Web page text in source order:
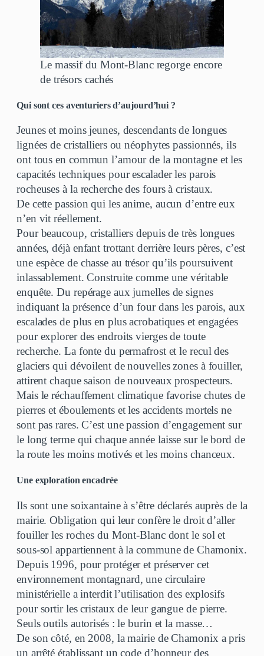
Le massif du Mont-Blanc regorge encore
de trésors cachés
Qui sont ces aventuriers d’aujourd’hui ?
Jeunes et moins jeunes, descendants de longues
lignées de cristalliers ou néophytes passionnés, ils
ont tous en commun l’amour de la montagne et les
capacités techniques pour escalader les parois
rocheuses à la recherche des fours à cristaux.
De cette passion qui les anime, aucun d’entre eux
n’en vit réellement.
Pour beaucoup, cristalliers depuis de très longues
années, déjà enfant trottant derrière leurs pères, c’est
une espèce de chasse au trésor qu’ils poursuivent
inlassablement. Construite comme une véritable
enquête. Du repérage aux jumelles de signes
indiquant la présence d’un four dans les parois, aux
escalades de plus en plus acrobatiques et engagées
pour explorer des endroits vierges de toute
recherche. La fonte du permafrost et le recul des
glaciers qui dévoilent de nouvelles zones à fouiller,
attirent chaque saison de nouveaux prospecteurs.
Mais le réchauffement climatique favorise chutes de
pierres et éboulements et les accidents mortels ne
sont pas rares. C’est une passion d’engagement sur
le long terme qui chaque année laisse sur le bord de
la route les moins motivés et les moins chanceux.
Une exploration encadrée
Ils sont une soixantaine à s’être déclarés auprès de la
mairie. Obligation qui leur confère le droit d’aller
fouiller les roches du Mont-Blanc dont le sol et
sous-sol appartiennent à la commune de Chamonix.
Depuis 1996, pour protéger et préserver cet
environnement montagnard, une circulaire
ministérielle a interdit l’utilisation des explosifs
pour sortir les cristaux de leur gangue de pierre.
Seuls outils autorisés : le burin et la masse…
De son côté, en 2008, la mairie de Chamonix a pris
un arrêté établissant un code d’honneur des